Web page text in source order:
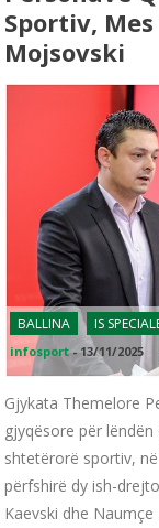
Sportiv,
Mojsovski
BALLINA IS
infosport -13/11/2025
Gjykata Themelore
gjyqësore për
shtetërorë sportiv,
përfshirë dy ish-
Kaevski dhe